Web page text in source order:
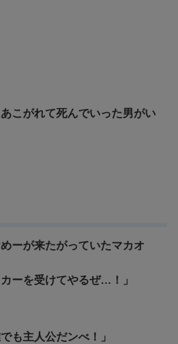
こがれて死んでいった男がい
ーが来たがっていたマカオ
ーを受けてやるぜ…！」
も主人公だンべ！」